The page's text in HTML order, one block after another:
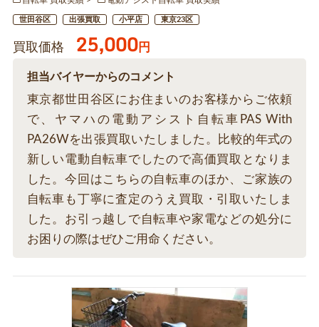
世田谷区 出張買取 小平店 東京23区
買取価格 25,000円
担当バイヤーからのコメント
東京都世田谷区にお住まいのお客様からご依頼
で、ヤマハの電動アシスト自転車PAS With
PA26Wを出張買取いたしました。比較的年式の
新しい電動自転車でしたので高価買取となりま
した。今回はこちらの自転車のほか、ご家族の
自転車も丁寧に査定のうえ買取・引取いたしま
した。お引っ越しで自転車や家電などの処分に
お困りの際はぜひご用命ください。